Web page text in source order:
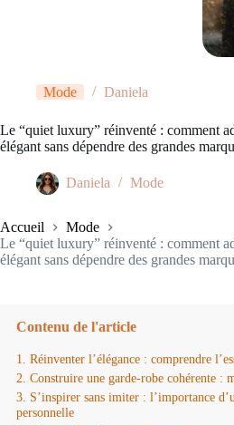
Mode Daniela
Le “quiet luxury” réinventé : comment
élégant sans dépendre des grandes
Daniela Mode
Accueil
Mode
Le “quiet luxury” réinventé : comment
élégant sans dépendre des grandes
Contenu de l'article
Réinventer l’élégance : comprendre
Construire une garde-robe cohérente :
S’inspirer sans imiter : l’importance
personnelle